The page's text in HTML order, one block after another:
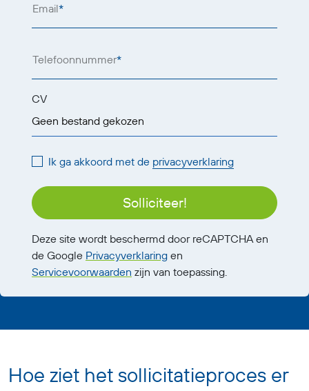
Email*
Telefoonnummer*
CV
Geen bestand gekozen
Ik ga akkoord met de privacyverklaring
Solliciteer!
Deze site wordt beschermd door reCAPTCHA en
de Google Privacyverklaring en
Servicevoorwaarden zijn van toepassing.
Hoe ziet het sollicitatieproces er